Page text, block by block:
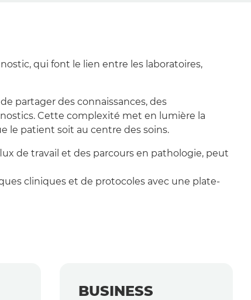
qui font le lien entre les laboratoires,
partager des connaissances, des
Cette complexité met en lumière la
le patient soit au centre des soins.
de travail et des parcours en pathologie, peut
cliniques et de protocoles avec une plate-
BUSINESS